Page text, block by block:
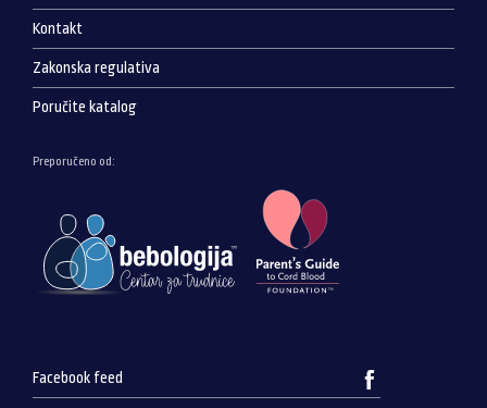
Kontakt
Zakonska regulativa
Poručite katalog
Preporučeno od:
Facebook feed